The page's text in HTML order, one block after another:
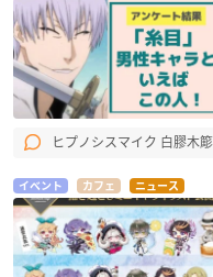
ヒプノシスマイク 白膠木簓
イベント カフェ ニュース